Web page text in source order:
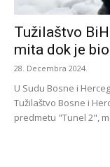
Tužilaštvo
mita dok je
28. Decembra 2024.
U Sudu Bosne i
Tužilaštvo Bosne i
predmetu "Tunel 2",